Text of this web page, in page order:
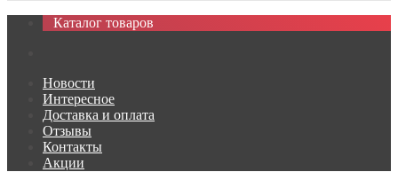
Каталог товаров
Новости
Интересное
Доставка и оплата
Отзывы
Контакты
Акции